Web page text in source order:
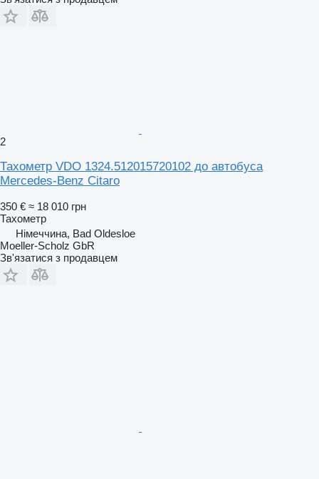
2
Тахометр VDO 1324.512015720102 до автобуса
Mercedes-Benz Citaro
350 € ≈ 18 010 грн
Тахометр
Німеччина, Bad Oldesloe
Moeller-Scholz GbR
Зв'язатися з продавцем